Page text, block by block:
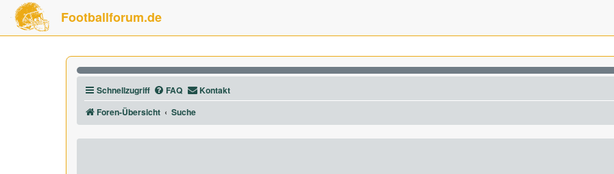
Footballforum.de
Schnellzugriff FAQ
Kontakt
Foren-Übersicht
Suche